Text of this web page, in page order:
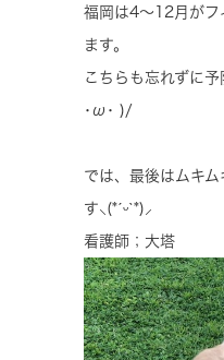
福岡は4～12月がフ
ます。
こちらも忘れずに
･ω･ )/
では、最後はムキ
す‪⸜(*ˊᵕˋ*)⸝‬
看護師；大塔